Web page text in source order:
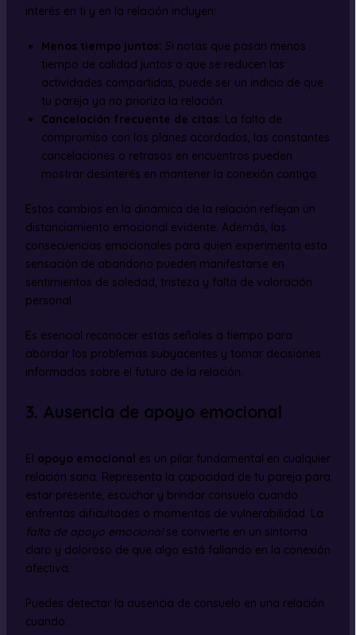
interés en ti y en la relación incluyen:
Menos tiempo juntos: Si notas que pasan menos
tiempo de calidad juntos o que se reducen las
actividades compartidas, puede ser un indicio de que
tu pareja ya no prioriza la relación.
Cancelación frecuente de citas: La falta de
compromiso con los planes acordados, las constantes
cancelaciones o retrasos en encuentros pueden
mostrar desinterés en mantener la conexión contigo.
Estos cambios en la dinámica de la relación reflejan un
distanciamiento emocional evidente. Además, las
consecuencias emocionales para quien experimenta esta
sensación de abandono pueden manifestarse en
sentimientos de soledad, tristeza y falta de valoración
personal.
Es esencial reconocer estas señales a tiempo para
abordar los problemas subyacentes y tomar decisiones
informadas sobre el futuro de la relación.
3. Ausencia de apoyo emocional
El apoyo emocional es un pilar fundamental en cualquier
relación sana. Representa la capacidad de tu pareja para
estar presente, escuchar y brindar consuelo cuando
enfrentas dificultades o momentos de vulnerabilidad. La
falta de apoyo emocionalse convierte en un síntoma
claro y doloroso de que algo está fallando en la conexión
afectiva.
Puedes detectar la ausencia de consuelo en una relación
cuando: